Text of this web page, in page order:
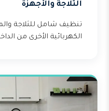
الثلاجة والأجهزة
تنظيف شامل للثلاجة
الكهربائية الأخرى من